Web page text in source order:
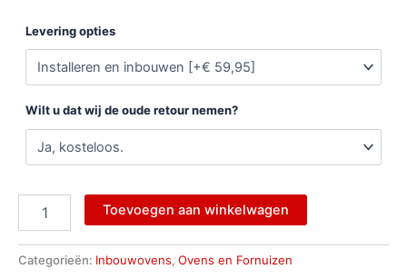
Levering opties
Wilt u dat wij de oude retour nemen?
Toevoegen aan winkelwagen
Categorieën: Inbouwovens, Ovens en Fornuizen